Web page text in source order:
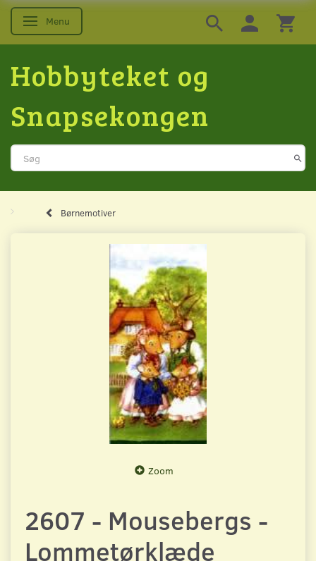
Skifte navigation
Menu
Hobbyteket og
Snapsekongen
Børnemotiver
Zoom
2607 - Mousebergs -
Lommetørklæde